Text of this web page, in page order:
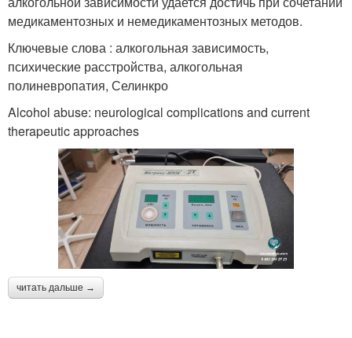
медикаментозных и немедикаментозных методов.
Ключевые слова : алкогольная зависимость,
психические расстройства, алкогольная
полиневропатия, Селинкро
Alcohol abuse: neurological complications and current
therapeutic approaches
читать дальше →